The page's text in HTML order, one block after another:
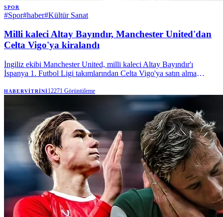
SPOR
#Spor#haber#Kültür Sanat
Milli kaleci Altay Bayındır, Manchester United'dan
Celta Vigo'ya kiralandı
İngiliz ekibi Manchester United, milli kaleci Altay Bayındır'ı
İspanya 1. Futbol Ligi takımlarından Celta Vigo'ya satın alma
HABERVITRINI12271 Görüntüleme